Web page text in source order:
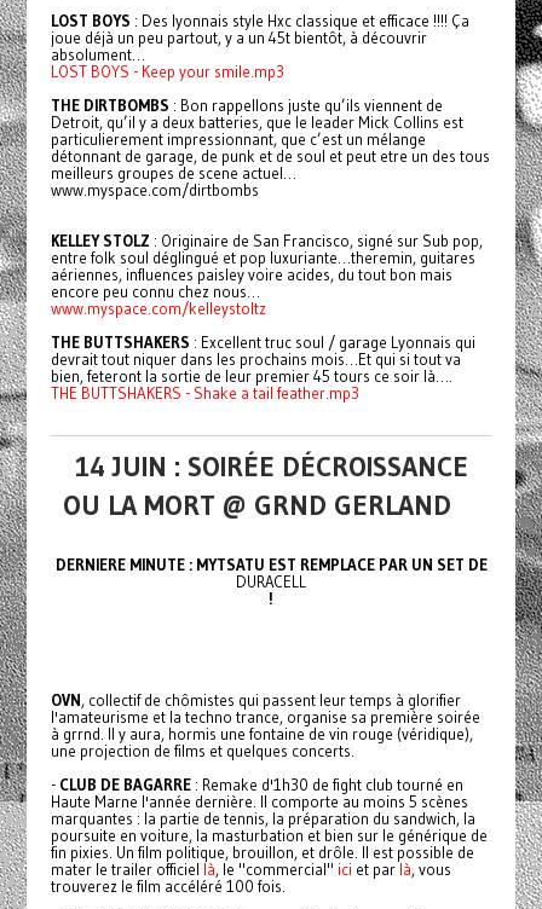
LOST BOYS : Des lyonnais style Hxc classique et efficace !!!! Ça
joue déjà un peu partout, y a un 45t bientôt, à découvrir
absolument…
LOST BOYS - Keep your smile.mp3
THE DIRTBOMBS : Bon rappellons juste qu’ils viennent de
Detroit, qu’il y a deux batteries, que le leader Mick Collins est
particulierement impressionnant, que c’est un mélange
détonnant de garage, de punk et de soul et peut etre un des tous
meilleurs groupes de scene actuel…
www.myspace.com/dirtbombs
KELLEY STOLZ : Originaire de San Francisco, signé sur Sub pop,
entre folk soul déglingué et pop luxuriante…theremin, guitares
aériennes, influences paisley voire acides, du tout bon mais
encore peu connu chez nous…
www.myspace.com/kelleystoltz
THE BUTTSHAKERS : Excellent truc soul / garage Lyonnais qui
devrait tout niquer dans les prochains mois…Et qui si tout va
bien, feteront la sortie de leur premier 45 tours ce soir là….
THE BUTTSHAKERS - Shake a tail feather.mp3
14 JUIN : SOIRÉE DÉCROISSANCE
OU LA MORT @ GRND GERLAND
DERNIERE MINUTE : MYTSATU EST REMPLACE PAR UN SET DE
DURACELL
!
OVN, collectif de chômistes qui passent leur temps à glorifier
l'amateurisme et la techno trance, organise sa première soirée
à grrnd. Il y aura, hormis une fontaine de vin rouge (véridique),
une projection de films et quelques concerts.
- CLUB DE BAGARRE: Remake d'1h30 de fight club tourné en
Haute Marne l'année dernière. Il comporte au moins 5 scènes
marquantes : la partie de tennis, la préparation du sandwich, la
poursuite en voiture, la masturbation et bien sur le générique de
fin pixies. Un film politique, brouillon, et drôle. Il est possible de
mater le trailer officiel là, le "commercial" ici et par là, vous
trouverez le film accéléré 100 fois.